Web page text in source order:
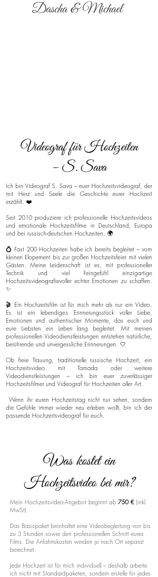
Dascha & Michael
Videograf für Hochzeiten
– S. Sava
Ich bin Videograf S. Sava – euer Hochzeitsvideograf, der
mit Herz und Seele die Geschichte eurer Hochzeit
erzählt. ❤️
Seit 2010 produziere ich professionelle Hochzeitsvideos
und emotionale Hochzeitsfilme in Deutschland, Europa
und bei russisch-deutschen Hochzeiten. 🌍
💍 Fast 200 Hochzeiten habe ich bereits begleitet – vom
kleinen Elopement bis zur großen Hochzeitsfeier mit vielen
Gästen. Meine Leidenschaft ist es, mit professioneller
Technik und viel Feingefühl einzigartige
Hochzeitsvideografievoller echter Emotionen zu schaffen.
✨
🎬 Ein Hochzeitsfilm ist für mich mehr als nur ein Video.
Es ist ein lebendiges Erinnerungsstück voller Liebe,
Emotionen und authentischer Momente, das euch und
eure Liebsten ein Leben lang begleitet. Mit meinen
professionellen Videodienstleistungen entstehen natürliche,
berührende und unvergessliche Erinnerungen. 🤍
Ob freie Trauung, traditionelle russische Hochzeit, ein
Hochzeitsvideo mit Tamada oder weitere
Videodienstleistungen – ich bin euer zuverlässiger
Hochzeitsfilmer und Videograf für Hochzeiten aller Art.
Wenn ihr euren Hochzeitstag nicht nur sehen, sondern
die Gefühle immer wieder neu erleben wollt, bin ich der
passende Hochzeitsvideograf für euch.
Was kostet ein
Hochzeitsvideo bei mir?
Mein Hochzeitsvideo-Angebot beginnt ab 750 € (inkl.
MwSt).
Das Basispaket beinhaltet eine Videobegleitung von bis
zu 3 Stunden sowie den professionellen Schnitt eures
Films. Die Anfahrtskosten werden je nach Ort separat
berechnet.
Jede Hochzeit ist für mich individuell – deshalb arbeite
ich nicht mit Standardpaketen, sondern erstelle für jedes